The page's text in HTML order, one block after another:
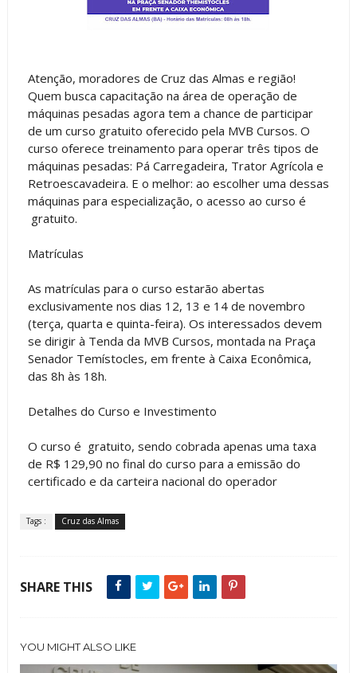
Atenção, moradores de Cruz das Almas e região!
Quem busca capacitação na área de operação de
máquinas pesadas agora tem a chance de participar
de um curso gratuito oferecido pela MVB Cursos. O
curso oferece treinamento para operar três tipos de
máquinas pesadas: Pá Carregadeira, Trator Agrícola e
Retroescavadeira. E o melhor: ao escolher uma dessas
máquinas para especialização, o acesso ao curso é
gratuito.
Matrículas
As matrículas para o curso estarão abertas
exclusivamente nos dias 12, 13 e 14 de novembro
(terça, quarta e quinta-feira). Os interessados devem
se dirigir à Tenda da MVB Cursos, montada na Praça
Senador Temístocles, em frente à Caixa Econômica,
das 8h às 18h.
Detalhes do Curso e Investimento
O curso é gratuito, sendo cobrada apenas uma taxa
de R$ 129,90 no final do curso para a emissão do
certificado e da carteira nacional do operador
Tags : Cruz das Almas
SHARE THIS
YOU MIGHT ALSO LIKE